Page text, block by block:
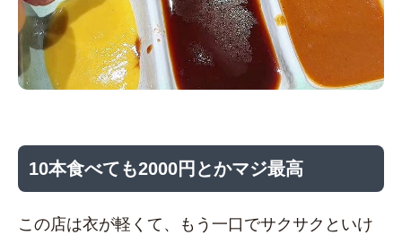
10本食べても2000円とかマジ最高
この店は衣が軽くて、もう一口でサクサクといけ